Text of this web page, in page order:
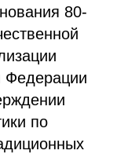
80-
Федерации
по